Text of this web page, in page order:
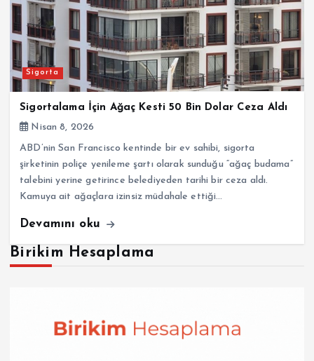
Sigorta
Sigortalama İçin Ağaç Kesti 50 Bin Dolar Ceza Aldı
Nisan 8, 2026
ABD’nin San Francisco kentinde bir ev sahibi, sigorta
şirketinin poliçe yenileme şartı olarak sunduğu “ağaç budama”
talebini yerine getirince belediyeden tarihi bir ceza aldı.
Kamuya ait ağaçlara izinsiz müdahale ettiği…
Devamını oku
Birikim Hesaplama